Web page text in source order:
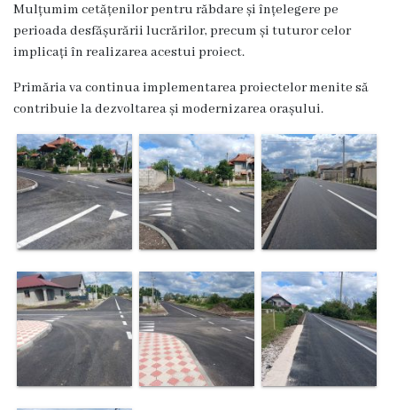
primarului
Proiecte
investiționale
Proiecte
în
derulare
Proiecte
prioritare
spre
finanțare
Proiecte
Mulțumim cetățenilor pentru răbdare și înțelegere pe
perioada desfășurării lucrărilor, precum și tuturor celor
implicați în realizarea acestui proiect.
Primăria va continua implementarea proiectelor menite să
contribuie la dezvoltarea și modernizarea orașului.